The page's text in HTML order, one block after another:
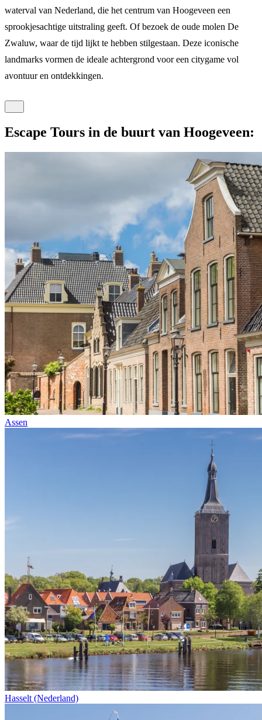
waterval van Nederland, die het centrum van Hoogeveen een
sprookjesachtige uitstraling geeft. Of bezoek de oude molen De
Zwaluw, waar de tijd lijkt te hebben stilgestaan. Deze iconische
landmarks vormen de ideale achtergrond voor een citygame vol
avontuur en ontdekkingen.
Escape Tours in de buurt van Hoogeveen:
Assen
Hasselt (Nederland)